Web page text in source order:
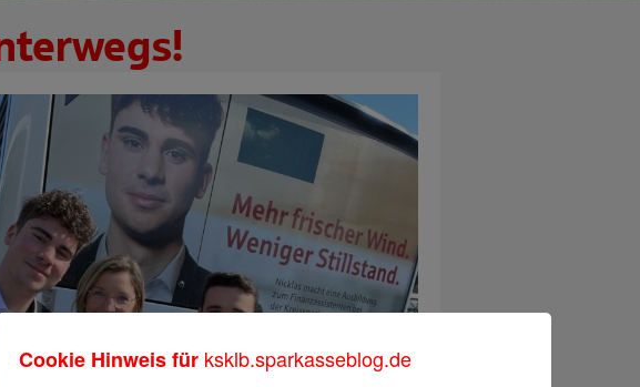
Cookie Hinweis für ksklb.sparkasseblog.de